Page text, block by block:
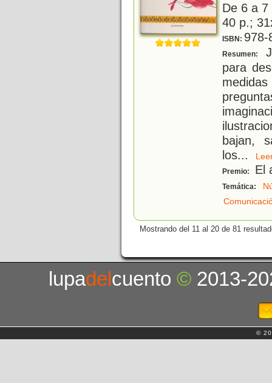
De 6 a
40 p.;
ISBN: 978-
Resumen:
para
bajan,
los...
Premio: El
Temática:
Mostrando del 11 al 20 de 81
lupadelcuento© 2013-
©